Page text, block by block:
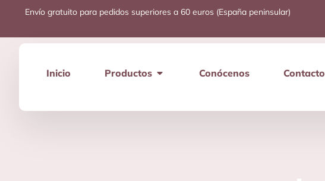
Envío gratuito para pedidos superiores a 60 euros (España peninsular)
Inicio Productos Conócenos Contacto